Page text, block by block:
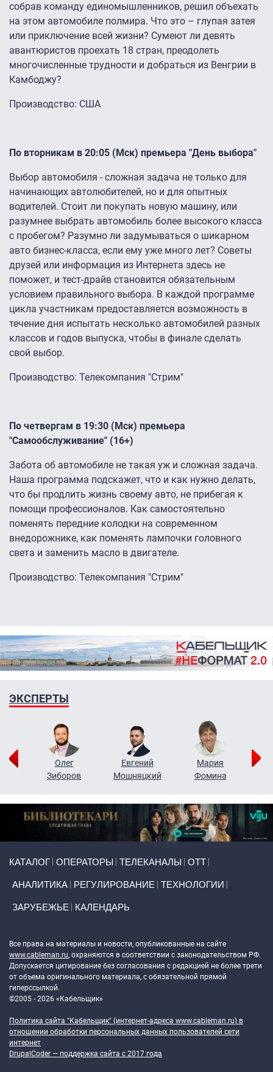
собрав команду единомышленников, решил объехать
на этом автомобиле полмира. Что это – глупая затея
или приключение всей жизни? Сумеют ли девять
авантюристов проехать 18 стран, преодолеть
многочисленные трудности и добраться из Венгрии в
Камбоджу?
Производство: США
По вторникам в 20:05 (Мск) премьера "День выбора"
Выбор автомобиля - сложная задача не только для
начинающих автолюбителей, но и для опытных
водителей. Стоит ли покупать новую машину, или
разумнее выбрать автомобиль более высокого класса
с пробегом? Разумно ли задумываться о шикарном
авто бизнес-класса, если ему уже много лет? Советы
друзей или информация из Интернета здесь не
поможет, и тест-драйв становится обязательным
условием правильного выбора. В каждой программе
цикла участникам предоставляется возможность в
течение дня испытать несколько автомобилей разных
классов и годов выпуска, чтобы в финале сделать
свой выбор.
Производство: Телекомпания "Стрим"
По четвергам в 19:30 (Мск) премьера
"Самообслуживание" (16+)
Забота об автомобиле не такая уж и сложная задача.
Наша программа подскажет, что и как нужно делать,
что бы продлить жизнь своему авто, не прибегая к
помощи профессионалов. Как самостоятельно
поменять передние колодки на современном
внедорожнике, как поменять лампочки головного
света и заменить масло в двигателе.
Производство: Телекомпания "Стрим"
ЭКСПЕРТЫ
Олег
Зиборов
Евгений
Мошняцкий
Мария
Фомина
КАТАЛОГ ОПЕРАТОРЫ ТЕЛЕКАНАЛЫ ОТТ
АНАЛИТИКА РЕГУЛИРОВАНИЕ ТЕХНОЛОГИИ
ЗАРУБЕЖЬЕ КАЛЕНДАРЬ
Все права на материалы и новости, опубликованные на сайте
www.cableman.ru, охраняются в соответствии с законодательством РФ.
Допускается цитирование без согласования с редакцией не более трети
от объема оригинального материала, с обязательной прямой
гиперссылкой.
©2005 - 2026 «Кабельщик»
Политика сайта "Кабельщик" (интернет-адреса www.cableman.ru) в
отношении обработки персональных данных пользователей сети
интернет
DrupalCoder — поддержка сайта c 2017 года